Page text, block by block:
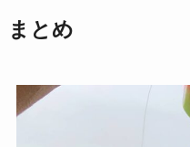
まとめ